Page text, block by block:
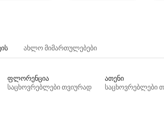
ახლო მიმართულებები
ფლორენცია
საცხოვრებლები თვიურად
ათენი
საცხოვრებლები